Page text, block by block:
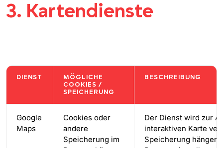
3. Kartendienste
DIENST
MÖGLICHE
COOKIES /
SPEICHERUNG
BESCHREIBUNG
Google
Maps
Cookies oder
andere
Speicherung im
Der Dienst wird zur
interaktiven Karte
Speicherung hängen